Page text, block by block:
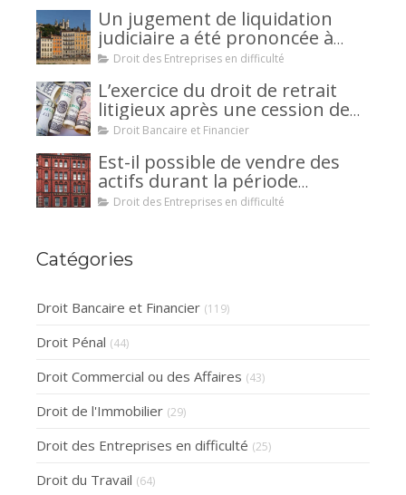
Un jugement de liquidation
judiciaire a été prononcée à
votre encontre : comment
Droit des Entreprises en difficulté
L’exercice du droit de retrait
litigieux après une cession de
créance : un mécanisme
la caution.
Droit Bancaire et Financier
Est-il possible de vendre des
actifs durant la période
d’observation d’un
Droit des Entreprises en difficulté
Catégories
Droit Bancaire et Financier (119)
Droit Pénal (44)
Droit Commercial ou des Affaires (43)
Droit de l'Immobilier (29)
Droit des Entreprises en difficulté (25)
Droit du Travail (64)